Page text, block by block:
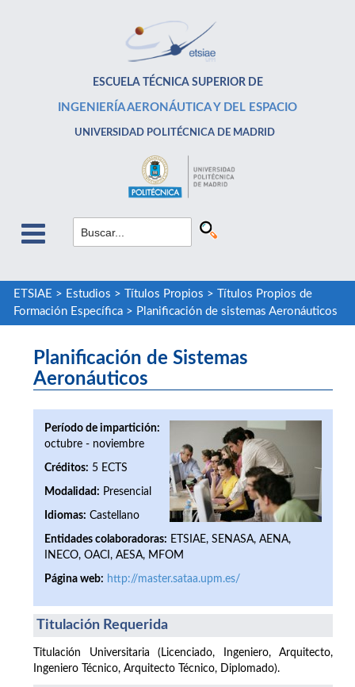
ESCUELA TÉCNICA SUPERIOR DE
INGENIERÍA AERONÁUTICA Y DEL ESPACIO
UNIVERSIDAD POLITÉCNICA DE MADRID
ETSIAE > Estudios > Títulos Propios >
Títulos Propios de
Formación Específica> Planificación de sistemas Aeronáuticos
Planificación de Sistemas
Aeronáuticos
Período de impartición:
octubre - noviembre
Créditos: 5 ECTS
Modalidad: Presencial
Idiomas: Castellano
Entidades colaboradoras: ETSIAE, SENASA, AENA,
INECO, OACI, AESA, MFOM
Página web: http://master.sataa.upm.es/
Titulación Requerida
Titulación Universitaria (Licenciado, Ingeniero, Arquitecto,
Ingeniero Técnico, Arquitecto Técnico, Diplomado).